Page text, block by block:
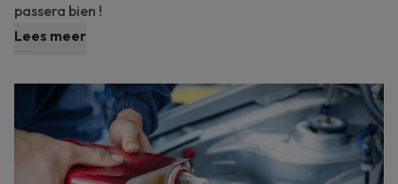
passera bien !
Lees meer